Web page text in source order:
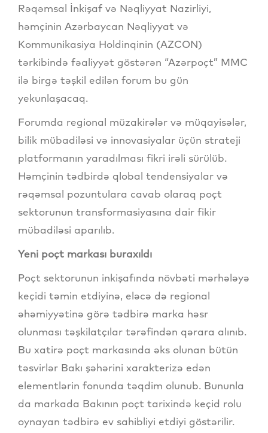
Rəqəmsal İnkişaf və Nəqliyyat Nazirliyi,
həmçinin Azərbaycan Nəqliyyat və
Kommunikasiya Holdinqinin (AZCON)
tərkibində fəaliyyət göstərən “Azərpoçt” MMC
ilə birgə təşkil edilən forum bu gün
yekunlaşacaq.
Forumda regional müzakirələr və müqayisələr,
bilik mübadiləsi və innovasiyalar üçün strateji
platformanın yaradılması fikri irəli sürülüb.
Həmçinin tədbirdə qlobal tendensiyalar və
rəqəmsal pozuntulara cavab olaraq poçt
sektorunun transformasiyasına dair fikir
mübadiləsi aparılıb.
Yeni poçt markası buraxıldı
Poçt sektorunun inkişafında növbəti mərhələyə
keçidi təmin etdiyinə, eləcə də regional
əhəmiyyətinə görə tədbirə marka həsr
olunması təşkilatçılar tərəfindən qərara alınıb.
Bu xatirə poçt markasında əks olunan bütün
təsvirlər Bakı şəhərini xarakterizə edən
elementlərin fonunda təqdim olunub. Bununla
da markada Bakının poçt tarixində keçid rolu
oynayan tədbirə ev sahibliyi etdiyi göstərilir.